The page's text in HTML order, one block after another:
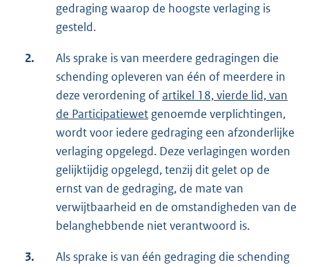
gedraging waarop de hoogste verlaging is
gesteld.
2.
Als sprake is van meerdere gedragingen die
schending opleveren van één of meerdere in
deze verordening ofartikel 18, vierde lid, van
de Participatiewet genoemde verplichtingen,
wordt voor iedere gedraging een afzonderlijke
verlaging opgelegd. Deze verlagingen worden
gelijktijdig opgelegd, tenzij dit gelet op de
ernst van de gedraging, de mate van
verwijtbaarheid en de omstandigheden van de
belanghebbende niet verantwoord is.
3.
Als sprake is van één gedraging die schending